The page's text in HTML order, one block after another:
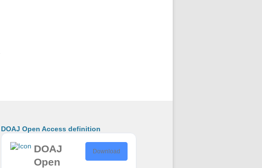
DOAJ Open Access definition
DOAJ
Open
Download